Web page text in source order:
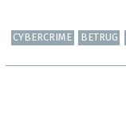
CYBERCRIME BETRUG